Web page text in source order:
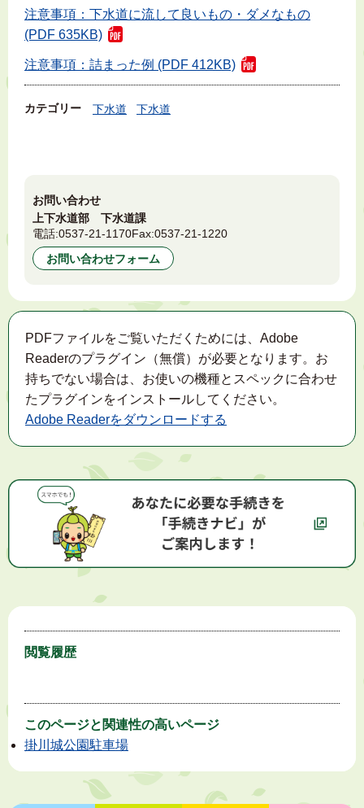
注意事項：下水道に流して良いもの・ダメなもの
(PDF 635KB)
注意事項：詰まった例 (PDF 412KB)
カテゴリー 下水道 下水道
お問い合わせ
上下水道部 下水道課
電話:0537-21-1170Fax:0537-21-1220
お問い合わせフォーム
PDFファイルをご覧いただくためには、Adobe
Readerのプラグイン（無償）が必要となります。お
持ちでない場合は、お使いの機種とスペックに合わせ
たプラグインをインストールしてください。
Adobe Readerをダウンロードする
閲覧履歴
このページと 関連性の高いページ
掛川城公園駐車場